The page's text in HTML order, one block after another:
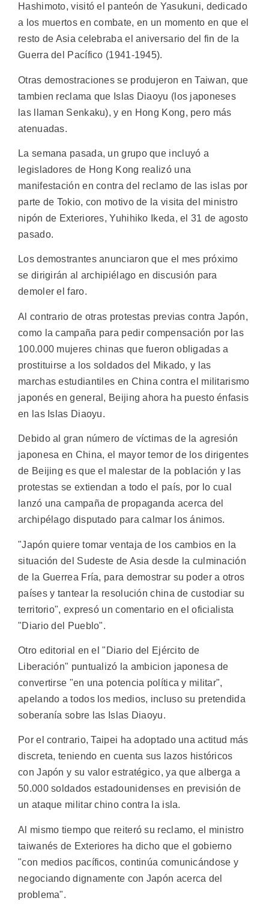
Hashimoto, visitó el panteón de Yasukuni, dedicado
a los muertos en combate, en un momento en que el
resto de Asia celebraba el aniversario del fin de la
Guerra del Pacífico (1941-1945).
Otras demostraciones se produjeron en Taiwan, que
tambien reclama que Islas Diaoyu (los japoneses
las llaman Senkaku), y en Hong Kong, pero más
atenuadas.
La semana pasada, un grupo que incluyó a
legisladores de Hong Kong realizó una
manifestación en contra del reclamo de las islas por
parte de Tokio, con motivo de la visita del ministro
nipón de Exteriores, Yuhihiko Ikeda, el 31 de agosto
pasado.
Los demostrantes anunciaron que el mes próximo
se dirigirán al archipiélago en discusión para
demoler el faro.
Al contrario de otras protestas previas contra Japón,
como la campaña para pedir compensación por las
100.000 mujeres chinas que fueron obligadas a
prostituirse a los soldados del Mikado, y las
marchas estudiantiles en China contra el militarismo
japonés en general, Beijing ahora ha puesto énfasis
en las Islas Diaoyu.
Debido al gran número de víctimas de la agresión
japonesa en China, el mayor temor de los dirigentes
de Beijing es que el malestar de la población y las
protestas se extiendan a todo el país, por lo cual
lanzó una campaña de propaganda acerca del
archipélago disputado para calmar los ánimos.
"Japón quiere tomar ventaja de los cambios en la
situación del Sudeste de Asia desde la culminación
de la Guerrea Fría, para demostrar su poder a otros
países y tantear la resolución china de custodiar su
territorio", expresó un comentario en el oficialista
"Diario del Pueblo".
Otro editorial en el "Diario del Ejército de
Liberación" puntualizó la ambicion japonesa de
convertirse "en una potencia política y militar",
apelando a todos los medios, incluso su pretendida
soberanía sobre las Islas Diaoyu.
Por el contrario, Taipei ha adoptado una actitud más
discreta, teniendo en cuenta sus lazos históricos
con Japón y su valor estratégico, ya que alberga a
50.000 soldados estadounidenses en previsión de
un ataque militar chino contra la isla.
Al mismo tiempo que reiteró su reclamo, el ministro
taiwanés de Exteriores ha dicho que el gobierno
"con medios pacíficos, continúa comunicándose y
negociando dignamente con Japón acerca del
problema".